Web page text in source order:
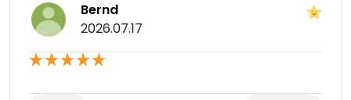
Bernd
2026.07.17